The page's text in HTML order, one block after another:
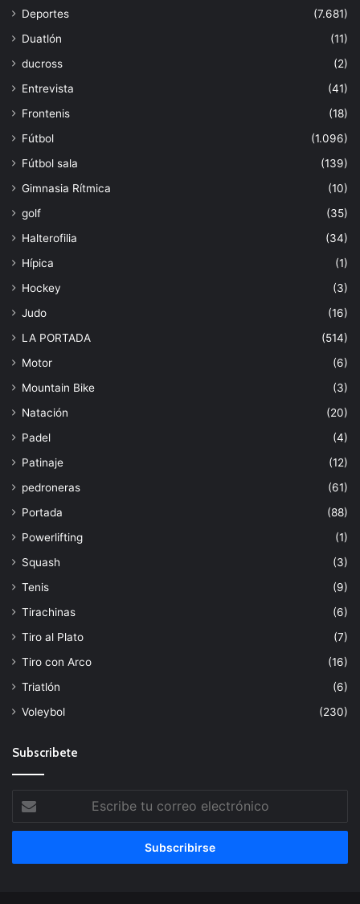
Deportes
(7.681)
Duatlón
(11)
ducross
(2)
Entrevista
(41)
Frontenis
(18)
Fútbol
(1.096)
Fútbol sala
(139)
Gimnasia Rítmica
(10)
golf
(35)
Halterofilia
(34)
Hípica
(1)
Hockey
(3)
Judo
(16)
LA PORTADA
(514)
Motor
(6)
Mountain Bike
(3)
Natación
(20)
Padel
(4)
Patinaje
(12)
pedroneras
(61)
Portada
(88)
Powerlifting
(1)
Squash
(3)
Tenis
(9)
Tirachinas
(6)
Tiro al Plato
(7)
Tiro con Arco
(16)
Triatlón
(6)
Voleybol
(230)
Subscribete
tu
correo